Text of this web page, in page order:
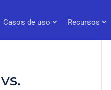
Casos de uso Recursos